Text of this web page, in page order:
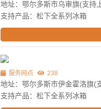
地址：鄂尔多斯市乌审旗(支持
支持产品：松下全系列冰箱
服务网点 238
地址：鄂尔多斯市伊金霍洛旗(
支持产品：松下全系列冰箱